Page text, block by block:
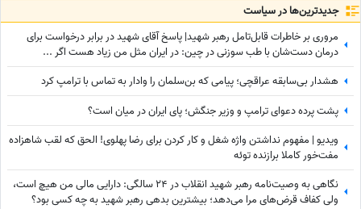
جدید‌ترین‌ها در سیاست
مروری بر خاطرات قابل‌تامل رهبر شهید| پاسخ آقای شهید در برابر درخواست برای
درمان دست‌شان با طب سوزنی در چین: در ایران مثل من زیاد هست اگر ...
هشدار بی‌سابقه عراقچی؛ پیامی که بن‌سلمان را وادار به تماس با ترامپ کرد
پشت پرده دعوای ترامپ و وزیر جنگش؛ پای ایران در میان است؟
ویدیو | مفهوم نداشتن واژه شغل و کار کردن برای رضا پهلوی! الحق که لقب شاهزاده
مفت‌خور کاملا برازنده توئه
نگاهی به وصیت‌نامه رهبر شهید انقلاب در 24 سالگی: دارایی مالی من هیچ است،
ولی کفاف قرض‌های مرا می‌دهد؛ بیشترین بدهی رهبر شهید به چه کسی بود؟